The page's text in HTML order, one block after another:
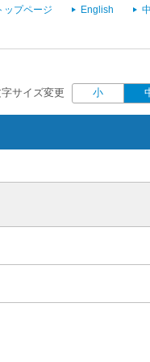
ップページ English
サイズ変更 小